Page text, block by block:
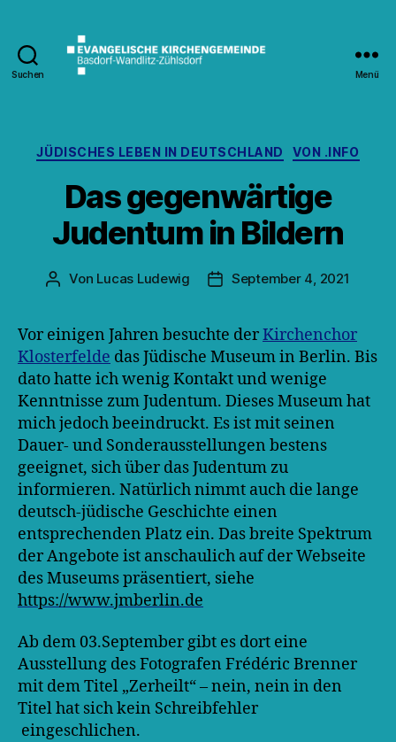
Suchen Menü
Kategorien
JÜDISCHES LEBEN IN DEUTSCHLAND VON .INFO
Das gegenwärtige
Judentum in Bildern
Beitragsautor
Von Lucas Ludewig Veröffentlichungsdatum
September 4, 2021
Vor einigen Jahren besuchte derKirchenchor
Klosterfelde das Jüdische Museum in Berlin. Bis
dato hatte ich wenig Kontakt und wenige
Kenntnisse zum Judentum. Dieses Museum hat
mich jedoch beeindruckt. Es ist mit seinen
Dauer- und Sonderausstellungen bestens
geeignet, sich über das Judentum zu
informieren. Natürlich nimmt auch die lange
deutsch-jüdische Geschichte einen
entsprechenden Platz ein. Das breite Spektrum
der Angebote ist anschaulich auf der Webseite
des Museums präsentiert, siehe
https://www.jmberlin.de
Ab dem 03.September gibt es dort eine
Ausstellung des Fotografen Frédéric Brenner
mit dem Titel „Zerheilt“– nein, nein in den
Titel hat sich kein Schreibfehler
eingeschlichen.